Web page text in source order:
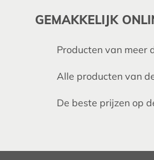
GEMAKKELIJK
Producten van meer
Alle producten van
De beste prijzen op